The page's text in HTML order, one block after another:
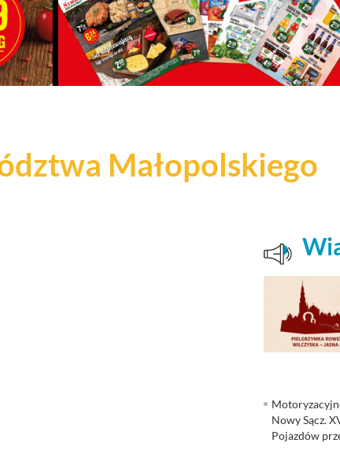
Małopolskiego
Nowy Sącz.
Pojazdów